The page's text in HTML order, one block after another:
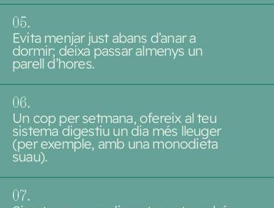
05.
Evita menjar just abans d’anar a
dormir; deixa passar almenys un
parell d’hores.
06.
Un cop per setmana, ofereix al teu
sistema digestiu un dia més lleuger
(per exemple, amb una monodieta
suau).
07.